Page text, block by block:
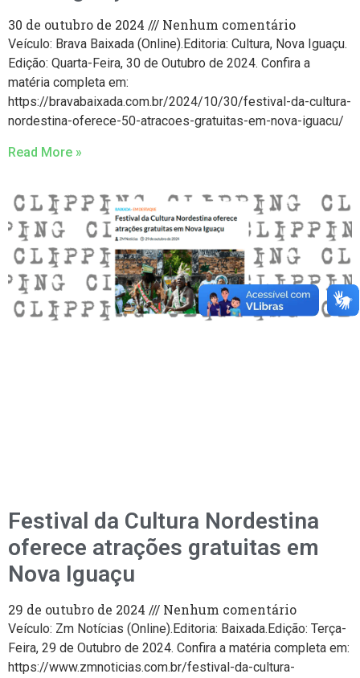
30 de outubro de 2024 Nenhum comentário
Veículo: Brava Baixada (Online).Editoria: Cultura, Nova Iguaçu.
Edição: Quarta-Feira, 30 de Outubro de 2024. Confira a
matéria completa em:
https://bravabaixada.com.br/2024/10/30/festival-da-cultura-
nordestina-oferece-50-atracoes-gratuitas-em-nova-iguacu/
Read More »
Festival da Cultura Nordestina
oferece atrações gratuitas em
Nova Iguaçu
29 de outubro de 2024 Nenhum comentário
Veículo: Zm Notícias (Online).Editoria: Baixada.Edição: Terça-
Feira, 29 de Outubro de 2024. Confira a matéria completa em:
https://www.zmnoticias.com.br/festival-da-cultura-